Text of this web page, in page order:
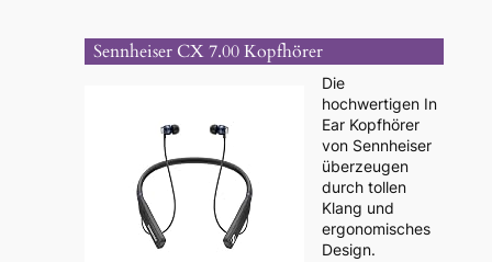
Sennheiser CX 7.00 Kopfhörer
Die
hochwertigen In
Ear Kopfhörer
von Sennheiser
überzeugen
durch tollen
Klang und
ergonomisches
Design.